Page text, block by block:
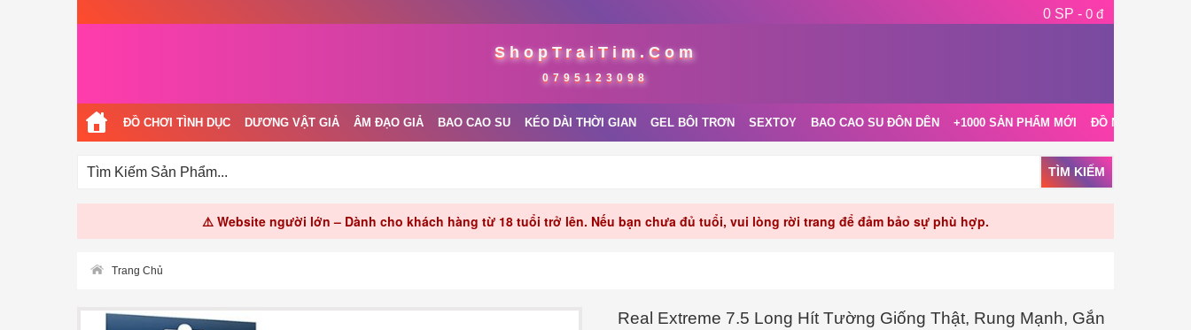
0 SP - 0 đ
ShopTraiTim.Com
0795123098
ĐỒ CHƠI TÌNH DỤC DƯƠNG VẬT GIẢ ÂM ĐẠO GIẢ BAO CAO SU KÉO DÀI THỜI GIAN GEL BÔI TRƠN SEXTOY BAO CAO SU ĐÔN DÊN +1000 SẢN PHẨM MỚI ĐỒ NGỦ NỘI Y
TÌM KIẾM
⚠️ Website người lớn – Dành cho khách hàng từ 18 tuổi trở lên. Nếu bạn chưa đủ tuổi, vui lòng rời trang để đảm bảo sự phù hợp.
Trang Chủ
Real Extreme 7.5 Long Hít Tường Giống Thật, Rung Mạnh, Gắn